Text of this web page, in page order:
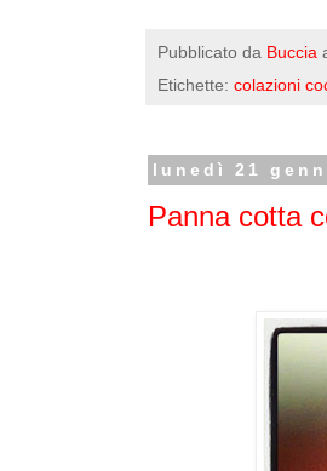
Pubblicato da Buccia
Etichette: colazioni
lunedì 21
Panna cotta